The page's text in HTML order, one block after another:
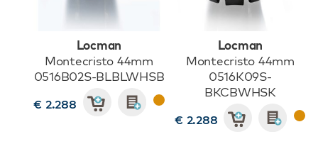
Locman
Montecristo 44mm
0516B02S-BLBLWHSB
€ 2.288
Locman
Montecristo 44mm
0516K09S-
BKCBWHSK
€ 2.288